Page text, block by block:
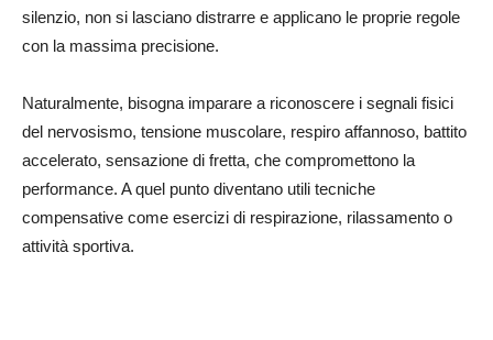
silenzio, non si lasciano distrarre e applicano le proprie regole
con la massima precisione.
Naturalmente, bisogna imparare a riconoscere i segnali fisici
del nervosismo, tensione muscolare, respiro affannoso, battito
accelerato, sensazione di fretta, che compromettono la
performance. A quel punto diventano utili tecniche
compensative come esercizi di respirazione, rilassamento o
attività sportiva.